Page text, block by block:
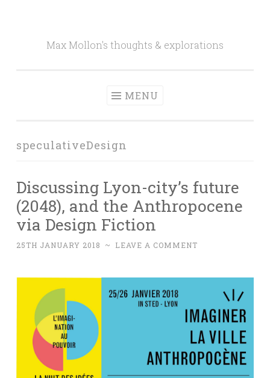
Max Mollon's thoughts & explorations
MENU
speculativeDesign
Discussing Lyon-city’s future
(2048), and the Anthropocene
via Design Fiction
25TH JANUARY 2018 ~ LEAVE A COMMENT